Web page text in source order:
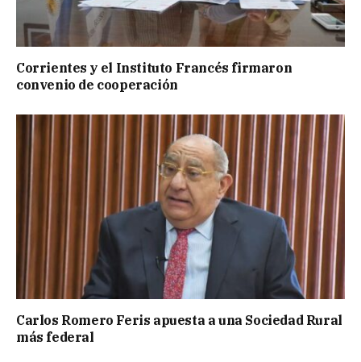
Corrientes y el Instituto Francés firmaron
convenio de cooperación
Carlos Romero Feris apuesta a una Sociedad Rural
más federal